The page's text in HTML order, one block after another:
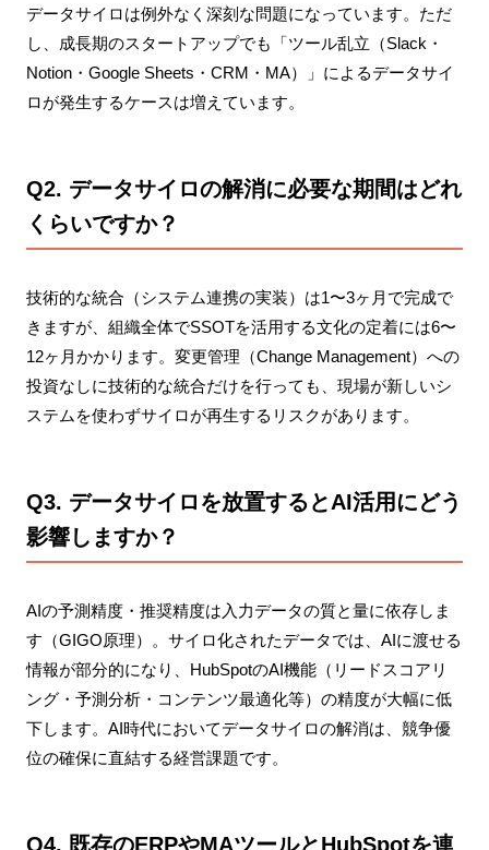
データサイロは例外なく深刻な問題になっています。ただ
し、成長期のスタートアップでも「ツール乱立（Slack・
Notion・Google Sheets・CRM・MA）」によるデータサイ
ロが発生するケースは増えています。
Q2. データサイロの解消に必要な期間はどれ
くらいですか？
技術的な統合（システム連携の実装）は1〜3ヶ月で完成で
きますが、組織全体でSSOTを活用する文化の定着には6〜
12ヶ月かかります。変更管理（Change Management）への
投資なしに技術的な統合だけを行っても、現場が新しいシ
ステムを使わずサイロが再生するリスクがあります。
Q3. データサイロを放置するとAI活用にどう
影響しますか？
AIの予測精度・推奨精度は入力データの質と量に依存しま
す（GIGO原理）。サイロ化されたデータでは、AIに渡せる
情報が部分的になり、HubSpotのAI機能（リードスコアリ
ング・予測分析・コンテンツ最適化等）の精度が大幅に低
下します。AI時代においてデータサイロの解消は、競争優
位の確保に直結する経営課題です。
Q4. 既存のERPやMAツールとHubSpotを連